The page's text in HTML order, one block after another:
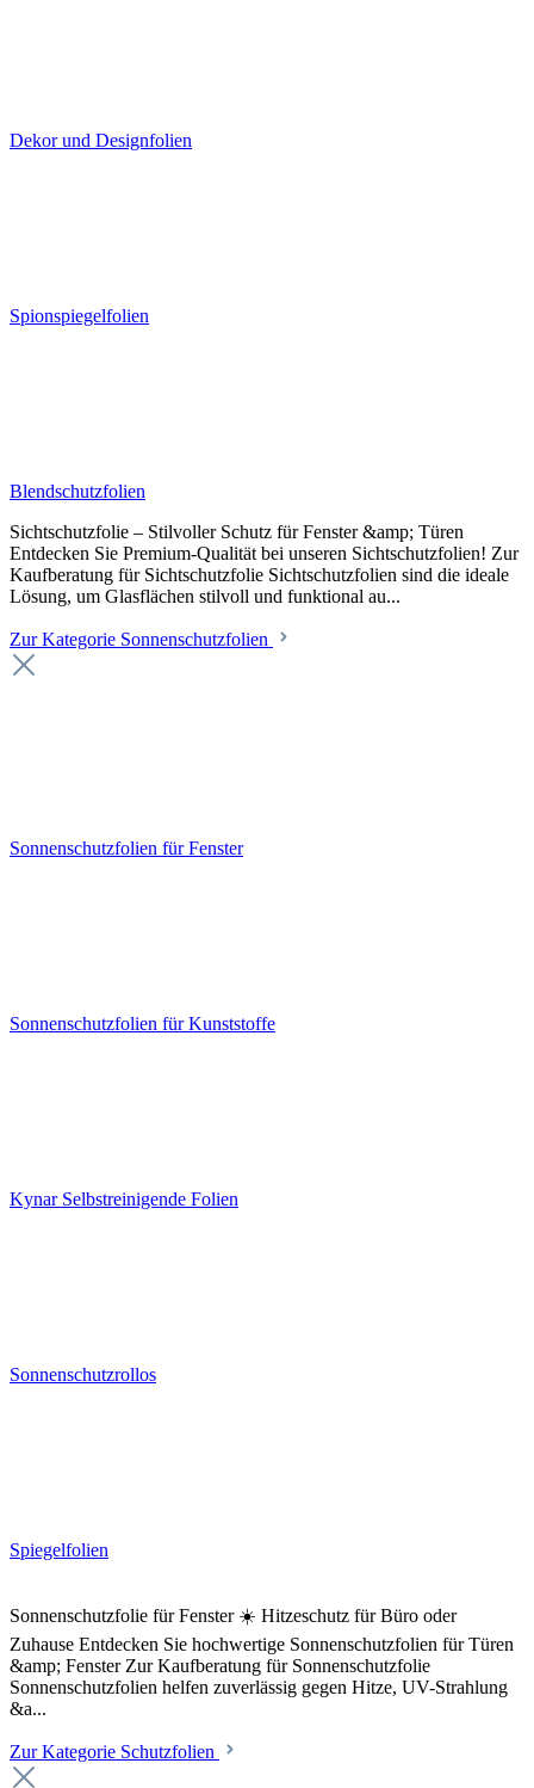
Dekor und Designfolien
Spionspiegelfolien
Blendschutzfolien
Sichtschutzfolie – Stilvoller Schutz für Fenster &amp; Türen
Entdecken Sie Premium-Qualität bei unseren Sichtschutzfolien! Zur
Kaufberatung für Sichtschutzfolie Sichtschutzfolien sind die ideale
Lösung, um Glasflächen stilvoll und funktional au...
Zur Kategorie Sonnenschutzfolien
Sonnenschutzfolien für Fenster
Sonnenschutzfolien für Kunststoffe
Kynar Selbstreinigende Folien
Sonnenschutzrollos
Spiegelfolien
Sonnenschutzfolie für Fenster ☀️ Hitzeschutz für Büro oder
Zuhause Entdecken Sie hochwertige Sonnenschutzfolien für Türen
&amp; Fenster Zur Kaufberatung für Sonnenschutzfolie
Sonnenschutzfolien helfen zuverlässig gegen Hitze, UV-Strahlung
&a...
Zur Kategorie Schutzfolien